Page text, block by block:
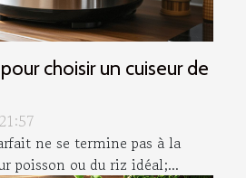
choisir un cuiseur de
ne se termine pas à la
poisson ou du riz idéal;...